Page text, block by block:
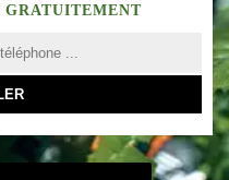
GRATUITEMENT